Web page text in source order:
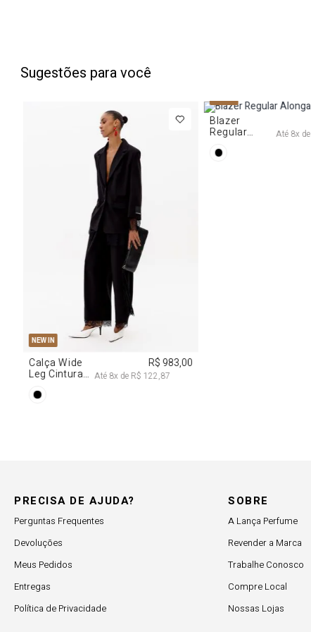
Sugestões para você
NEW IN
PP P
Calça Wide
Leg Cintura
Renda
R$ 983,00
Até 8x deR$ 122,87
NEW IN
Blazer
Regular
Com Renda
Até 8x de
PRECISA DE AJUDA?
Perguntas Frequentes
Devoluções
Meus Pedidos
Entregas
Política de Privacidade
SOBRE
A Lança Perfume
Revender a Marca
Trabalhe Conosco
Compre Local
Nossas Lojas